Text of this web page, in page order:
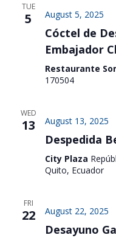
TUE
5 August 5, 2025
Cóctel de
Embajador
Restaurante
170504
WED
13 August 13, 2025
Despedida
City Plaza
Quito, Ecuador
FRI
22 August 22, 2025
Desayuno